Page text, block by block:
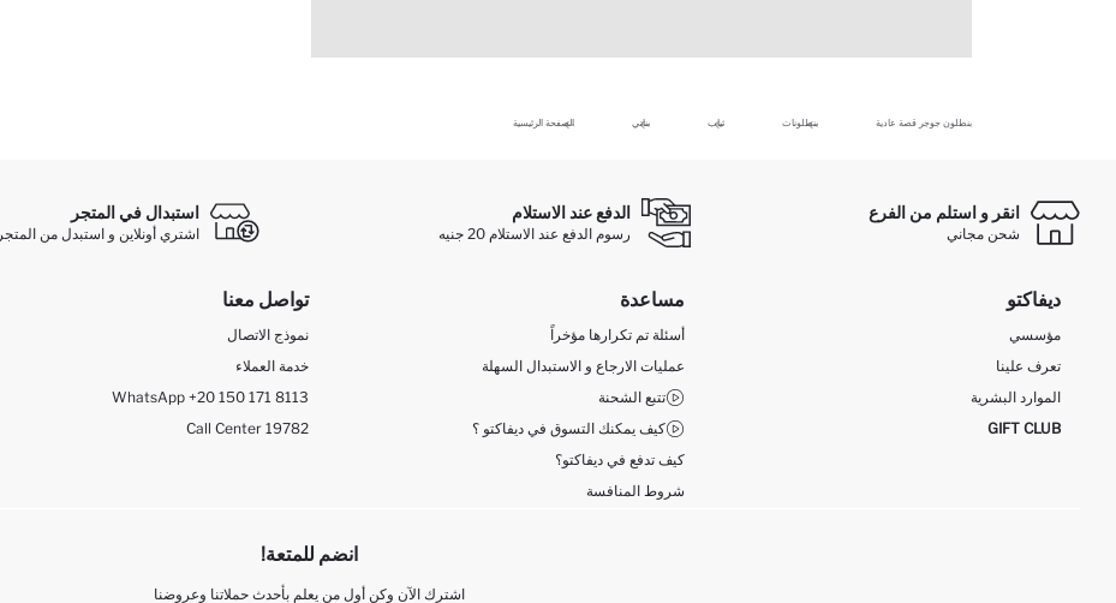
الصفحة الرئيسية بناتي ثياب بنطلونات بنطلون جوجر قصة عادية
انقر و استلم من الفرع
شحن مجاني
الدفع عند الاستلام
رسوم الدفع عند الاستلام 20 جنيه
استبدال في المتجر
اشتري أونلاين و استبدل من المتجر
ديفاكتو
مؤسسي
تعرف علينا
الموارد البشرية
GIFT CLUB
مساعدة
أسئلة تم تكرارها مؤخراً
عمليات الارجاع و الاستبدال السهلة
تتبع الشحنة
كيف يمكنك التسوق في ديفاكتو ؟
كيف تدفع في ديفاكتو؟
شروط المنافسة
تواصل معنا
نموذج الاتصال
خدمة العملاء
WhatsApp +20 150 171 8113
Call Center 19782
انضم للمتعة!
اشترك الآن وكن أول من يعلم بأحدث حملاتنا وعروضنا